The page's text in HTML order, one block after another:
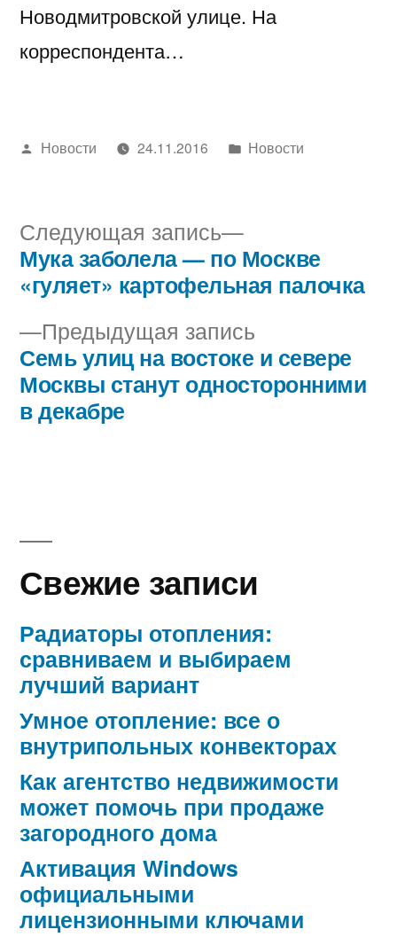
Новодмитровской улице. На
корреспондента…
Написано
Новости 24.11.2016
Написано
Новости
Навигация
записям
Предыдущая запись
запись:
Семь улиц на востоке и севере
Москвы станут односторонними
в декабре
Следующая запись
Следующая
запись:
Мука заболела — по Москве
«гуляет» картофельная палочка
Свежие записи
Радиаторы отопления:
сравниваем и выбираем
лучший вариант
Умное отопление: все о
внутрипольных конвекторах
Как агентство недвижимости
может помочь при продаже
загородного дома
Активация Windows
официальными
лицензионными ключами